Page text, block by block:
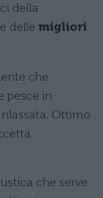
della
delle migliori
che
pesce in
Ottimo
che serve